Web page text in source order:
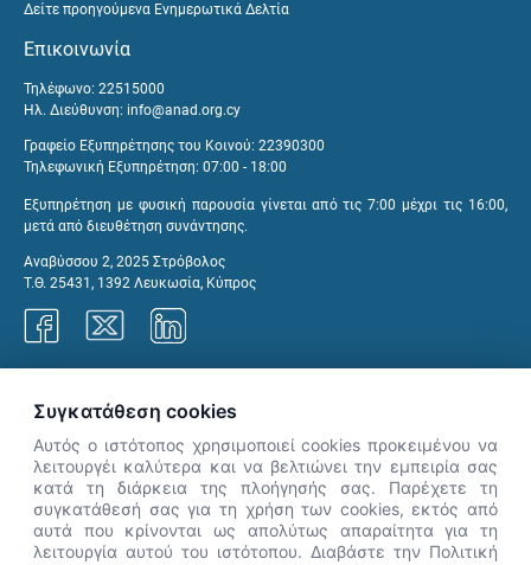
Δείτε προηγούμενα Ενημερωτικά Δελτία
Επικοινωνία
Τηλέφωνο: 22515000
Ηλ. Διεύθυνση: info@anad.org.cy
Γραφείο Εξυπηρέτησης του Κοινού: 22390300
Τηλεφωνική Εξυπηρέτηση: 07:00 - 18:00
Εξυπηρέτηση με φυσική παρουσία γίνεται από τις 7:00 μέχρι τις 16:00,
μετά από διευθέτηση συνάντησης.
Αναβύσσου 2, 2025 Στρόβολος
Τ.Θ. 25431, 1392 Λευκωσία, Κύπρος
👋 Καλώς ήρθες! Είμαι η Νόησις.
Πες μου πώς μπορώ να σε βοηθήσω
Συγκατάθεση cookies
Αυτός ο ιστότοπος χρησιμοποιεί cookies προκειμένου να
λειτουργέι καλύτερα και να βελτιώνει την εμπειρία σας
κατά τη διάρκεια της πλοήγησής σας. Παρέχετε τη
συγκατάθεσή σας για τη χρήση των cookies, εκτός από
αυτά που κρίνονται ως απολύτως απαραίτητα για τη
λειτουργία αυτού του ιστότοπου. Διαβάστε την Πολιτική